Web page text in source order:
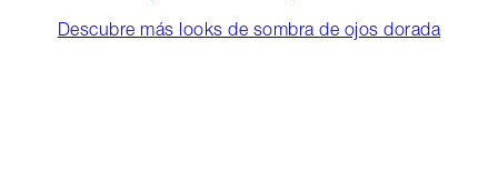
Descubre más looks de sombra de ojos dorada